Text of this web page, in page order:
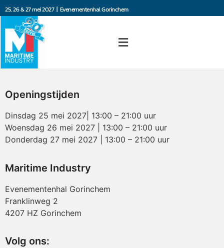
25, 26 & 27 mei 2027 | Evenementenhal Gorinchem
Openingstijden
Dinsdag 25 mei 2027| 13:00 – 21:00 uur
Woensdag 26 mei 2027 | 13:00 – 21:00 uur
Donderdag 27 mei 2027 | 13:00 – 21:00 uur
Maritime Industry
Evenementenhal Gorinchem
Franklinweg 2
4207 HZ Gorinchem
Volg ons: